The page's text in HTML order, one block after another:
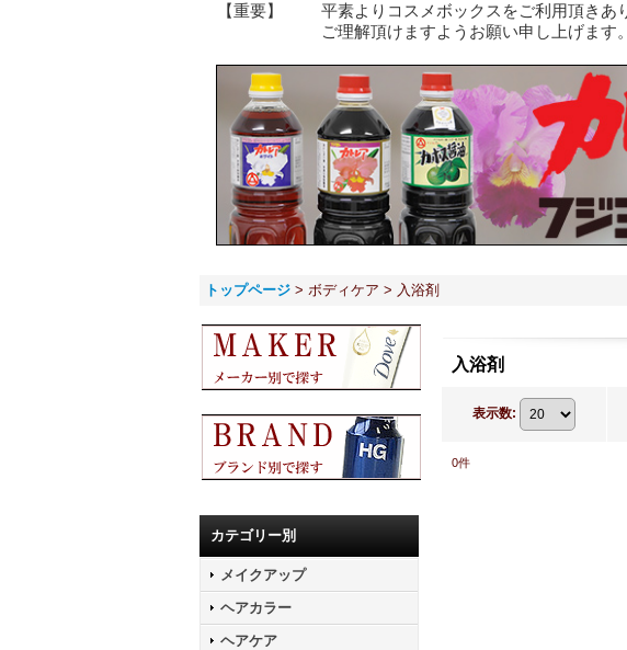
【重要】
平素よりコスメボックスをご利用頂きあ
ご理解頂けますようお願い申し上げます。
トップページ > ボディケア > 入浴剤
カテゴリー別
メイクアップ
ヘアカラー
ヘアケア
入浴剤
表示数:
0件